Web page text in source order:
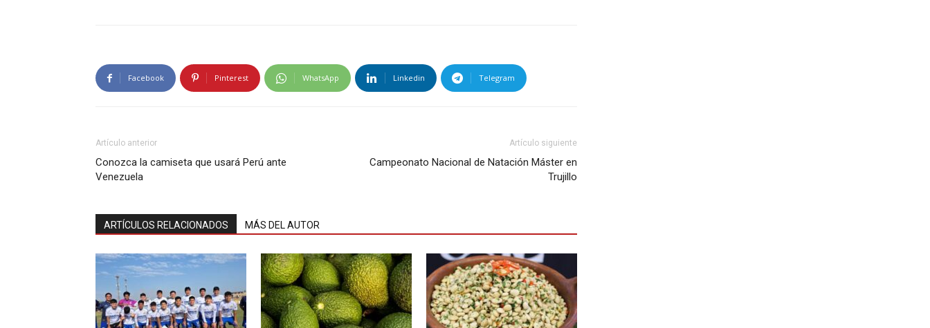
Facebook Pinterest WhatsApp Linkedin Telegram
Artículo anterior
Conozca la camiseta que usará Perú ante
Venezuela
Artículo siguiente
Campeonato Nacional de Natación Máster en
Trujillo
ARTÍCULOS RELACIONADOS MÁS DEL AUTOR